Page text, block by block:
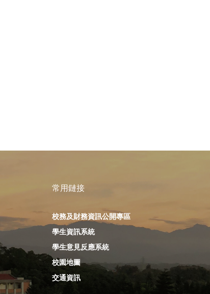
常用鏈接
校務及財務資訊公開專區
學生資訊系統
學生意見反應系統
校園地圖
交通資訊